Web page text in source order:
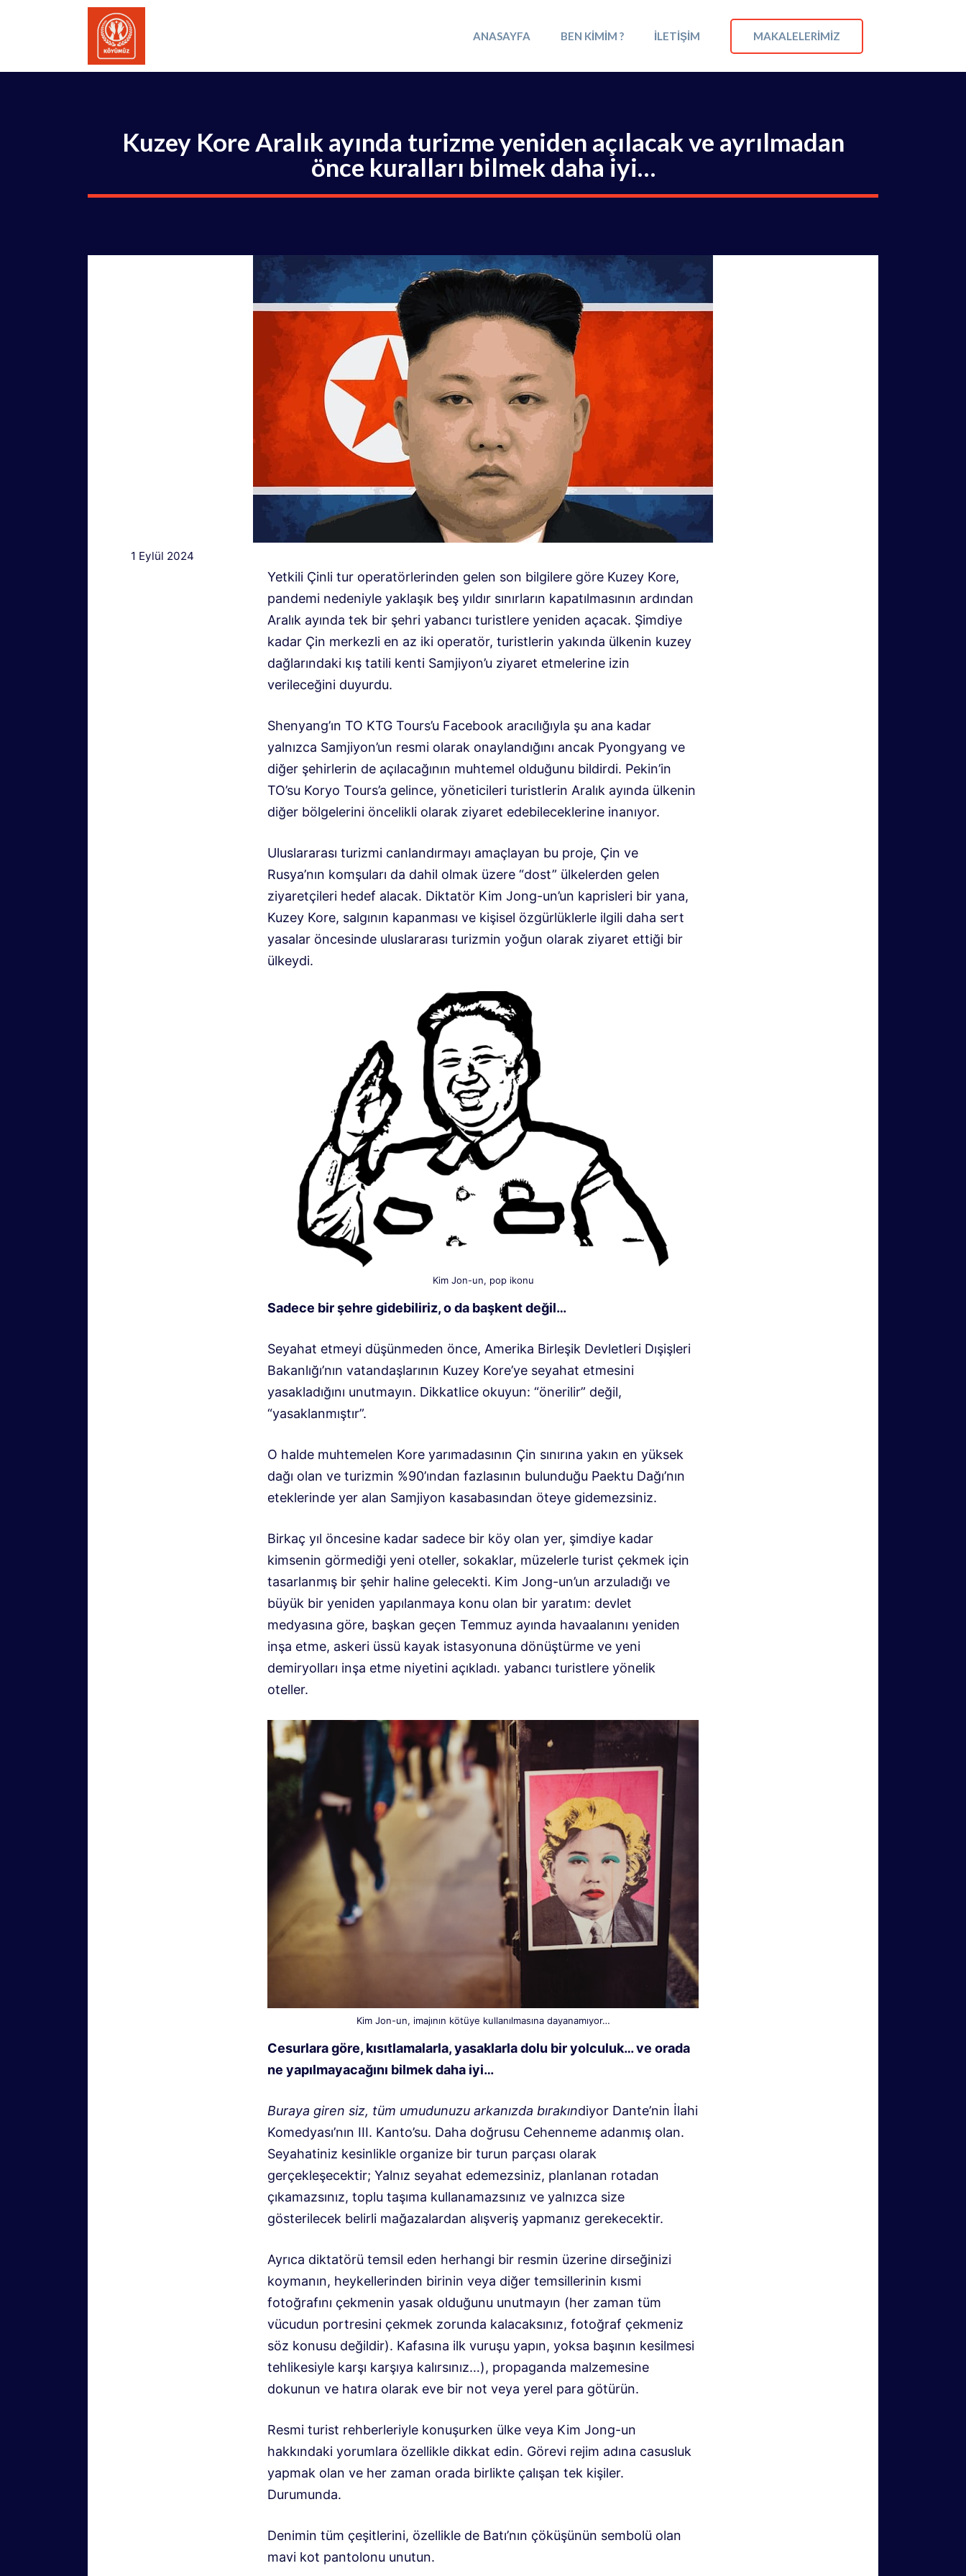
ANASAYFA BEN KIMIM ? İLETIŞIM MAKALELERIMIZ
Kuzey Kore Aralık ayında turizme yeniden açılacak ve ayrılmadan
önce kuralları bilmek daha iyi…
1 Eylül 2024
Yetkili Çinli tur operatörlerinden gelen son bilgilere göre Kuzey Kore,
pandemi nedeniyle yaklaşık beş yıldır sınırların kapatılmasının ardından
Aralık ayında tek bir şehri yabancı turistlere yeniden açacak. Şimdiye
kadar Çin merkezli en az iki operatör, turistlerin yakında ülkenin kuzey
dağlarındaki kış tatili kenti Samjiyon’u ziyaret etmelerine izin
verileceğini duyurdu.
Shenyang’ın TO KTG Tours’u Facebook aracılığıyla şu ana kadar
yalnızca Samjiyon’un resmi olarak onaylandığını ancak Pyongyang ve
diğer şehirlerin de açılacağının muhtemel olduğunu bildirdi. Pekin’in
TO’su Koryo Tours’a gelince, yöneticileri turistlerin Aralık ayında ülkenin
diğer bölgelerini öncelikli olarak ziyaret edebileceklerine inanıyor.
Uluslararası turizmi canlandırmayı amaçlayan bu proje, Çin ve
Rusya’nın komşuları da dahil olmak üzere “dost” ülkelerden gelen
ziyaretçileri hedef alacak. Diktatör Kim Jong-un’un kaprisleri bir yana,
Kuzey Kore, salgının kapanması ve kişisel özgürlüklerle ilgili daha sert
yasalar öncesinde uluslararası turizmin yoğun olarak ziyaret ettiği bir
ülkeydi.
Kim Jon-un, pop ikonu
Sadece bir şehre gidebiliriz, o da başkent değil…
Seyahat etmeyi düşünmeden önce, Amerika Birleşik Devletleri Dışişleri
Bakanlığı’nın vatandaşlarının Kuzey Kore’ye seyahat etmesini
yasakladığını unutmayın. Dikkatlice okuyun: “önerilir” değil,
“yasaklanmıştır”.
O halde muhtemelen Kore yarımadasının Çin sınırına yakın en yüksek
dağı olan ve turizmin %90’ından fazlasının bulunduğu Paektu Dağı’nın
eteklerinde yer alan Samjiyon kasabasından öteye gidemezsiniz.
Birkaç yıl öncesine kadar sadece bir köy olan yer, şimdiye kadar
kimsenin görmediği yeni oteller, sokaklar, müzelerle turist çekmek için
tasarlanmış bir şehir haline gelecekti. Kim Jong-un’un arzuladığı ve
büyük bir yeniden yapılanmaya konu olan bir yaratım: devlet
medyasına göre, başkan geçen Temmuz ayında havaalanını yeniden
inşa etme, askeri üssü kayak istasyonuna dönüştürme ve yeni
demiryolları inşa etme niyetini açıkladı. yabancı turistlere yönelik
oteller.
Kim Jon-un, imajının kötüye kullanılmasına dayanamıyor…
Cesurlara göre, kısıtlamalarla, yasaklarla dolu bir yolculuk… ve orada
ne yapılmayacağını bilmek daha iyi…
Buraya giren siz, tüm umudunuzu arkanızda bırakındiyor Dante’nin İlahi
Komedyası’nın III. Kanto’su. Daha doğrusu Cehenneme adanmış olan.
Seyahatiniz kesinlikle organize bir turun parçası olarak
gerçekleşecektir; Yalnız seyahat edemezsiniz, planlanan rotadan
çıkamazsınız, toplu taşıma kullanamazsınız ve yalnızca size
gösterilecek belirli mağazalardan alışveriş yapmanız gerekecektir.
Ayrıca diktatörü temsil eden herhangi bir resmin üzerine dirseğinizi
koymanın, heykellerinden birinin veya diğer temsillerinin kısmi
fotoğrafını çekmenin yasak olduğunu unutmayın (her zaman tüm
vücudun portresini çekmek zorunda kalacaksınız, fotoğraf çekmeniz
söz konusu değildir). Kafasına ilk vuruşu yapın, yoksa başının kesilmesi
tehlikesiyle karşı karşıya kalırsınız…), propaganda malzemesine
dokunun ve hatıra olarak eve bir not veya yerel para götürün.
Resmi turist rehberleriyle konuşurken ülke veya Kim Jong-un
hakkındaki yorumlara özellikle dikkat edin. Görevi rejim adına casusluk
yapmak olan ve her zaman orada birlikte çalışan tek kişiler.
Durumunda.
Denimin tüm çeşitlerini, özellikle de Batı’nın çöküşünün sembolü olan
mavi kot pantolonu unutun.